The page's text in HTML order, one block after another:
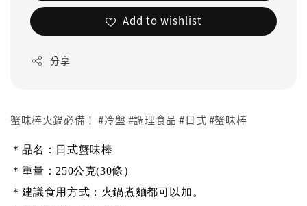
Add to wishlist
分享
蟹味棒火鍋必備！ #冷盤 #調理食品 #日式 #蟹味棒
＊品名：日式蟹味棒
＊重量：250公克(30條）
＊建議食用方式：火鍋煮麵都可以加。